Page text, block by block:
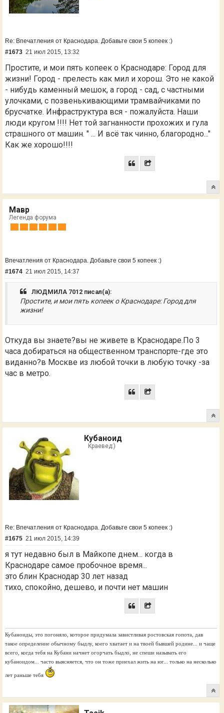
Re: Впечатления от Краснодара. Добавьте свои 5 копеек :)
#1673 21 июл 2015, 13:32
Простите, и мои пять копеек о Краснодаре: Город для
жизни! Город - прелесть как мил и хорош. Это не какой
- нибудь каменный мешок, а город - сад, с частными
улочками, с позвенькивающими трамвайчиками по
брусчатке. Инфраструктура вся - пожалуйста. Наши
люди кругом !!!! Нет той загнанности прохожих и гула
страшного от машин. " ... И всё так чинно, благородно..."
Как же хорошо!!!!
Мавр
Легенда форума
Впечатления от Краснодара. Добавьте свои 5 копеек :)
#1674 21 июл 2015, 14:37
ЛЮДМИЛА 7012 писал(а):
Простите, и мои пять копеек о Краснодаре: Город для
жизни!
Откуда вы знаете?вы не живете в Краснодаре.По 3
часа добираться на общественном транспорте-где это
виданно?в Москве из любой точки в любую точку -за
час в метро.
Кубаноид
Краевед:)
Re: Впечатления от Краснодара. Добавьте свои 5 копеек :)
#1675 21 июл 2015, 14:39
я тут недавно был в Майкопе днем... когда в
Краснодаре самое пробочное время...
это блин Краснодар 30 лет назад
тихо, спокойно, дешево, и почти нет машин
Кубаноиды, это погоняло, которое придумала завистливая ростовская гопота, дав
такое определение обычному быдлу, коего хватает и на твоей бывшей родине... и чаще
всего, когда тебя на Кубани начнет огорчать быдло, не спеши называть его
кубаноидом... часто выясняется, что он тоже приехал жить на юг... только на несколько
лет раньше тебя